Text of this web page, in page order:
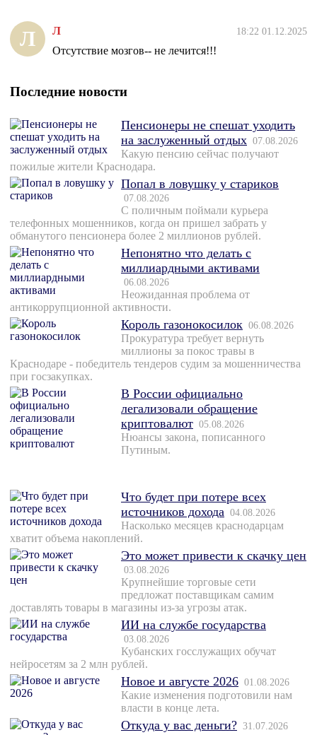
Л Л 18:22 01.12.2025
Отсутствие мозгов-- не лечится!!!
Последние новости
Пенсионеры не спешат уходить
на заслуженный отдых 07.08.2026
Какую пенсию сейчас получают
пожилые жители Краснодара.
Попал в ловушку у стариков
07.08.2026
С поличным поймали курьера
телефонных мошенников, когда он пришел забрать у
обманутого пенсионера более 2 миллионов рублей.
Непонятно что делать с
миллиардными активами
06.08.2026
Неожиданная проблема от
антикоррупционной активности.
Король газонокосилок 06.08.2026
Прокуратура требует вернуть
миллионы за покос травы в
Краснодаре - победитель тендеров судим за мошенничества
при госзакупках.
В России официально
легализовали обращение
криптовалют 05.08.2026
Нюансы закона, пописанного
Путиным.
Что будет при потере всех
источников дохода 04.08.2026
Насколько месяцев краснодарцам
хватит объема накоплений.
Это может привести к скачку цен
03.08.2026
Крупнейшие торговые сети
предложат поставщикам самим
доставлять товары в магазины из-за угрозы атак.
ИИ на службе государства
03.08.2026
Кубанских госслужащих обучат
нейросетям за 2 млн рублей.
Новое и августе 2026 01.08.2026
Какие изменения подготовили нам
власти в конце лета.
Откуда у вас деньги? 31.07.2026